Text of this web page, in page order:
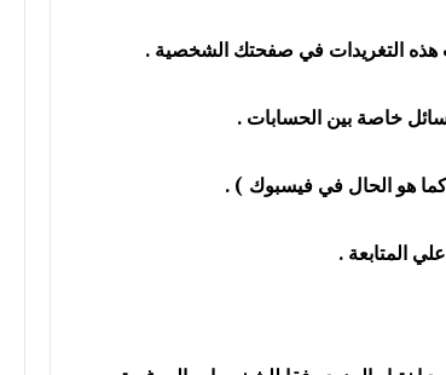
التغريدات في صفحتك الشخصية .
خاصة بين الحسابات .
هو الحال في فيسبوك ) .
المتابعة .